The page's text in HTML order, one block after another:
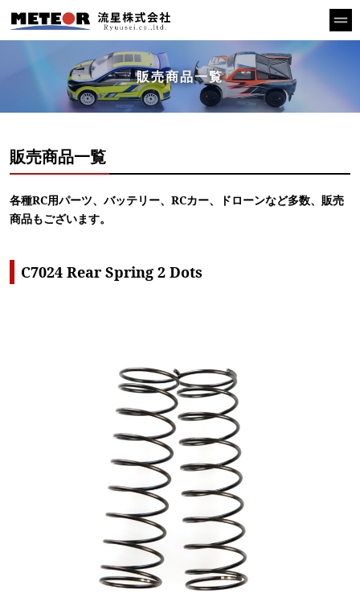
販売商品一覧
販売商品一覧
各種RC用パーツ、バッテリー、RCカー、ドローンなど多数、販売
商品もございます。
C7024 Rear Spring 2 Dots